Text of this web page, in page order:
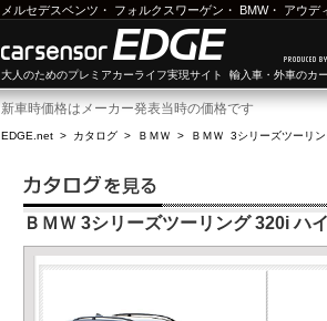
メルセデスベンツ ・ フォルクスワーゲン ・ BMW・ アウデ
大人のためのプレミアカーライフ実現サイト 輸入車・外車のカ
新車時価格はメーカー発表当時の価格です
EDGE.net > カタログ > ＢＭＷ > ＢＭＷ 3シリーズツーリ
ＢＭＷ 3シリーズツーリング 320i ハ